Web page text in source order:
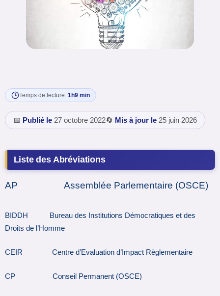
Temps de lecture :1h9 min
📅 Publié le 27 octobre 2022🔄 Mis à jour le 25 juin 2026
Liste des Abréviations
AP Assemblée Parlementaire (OSCE)
BIDDH Bureau des Institutions Démocratiques et des
Droits de l’Homme
CEIR Centre d’Evaluation d’Impact Règlementaire
CP Conseil Permanent (OSCE)